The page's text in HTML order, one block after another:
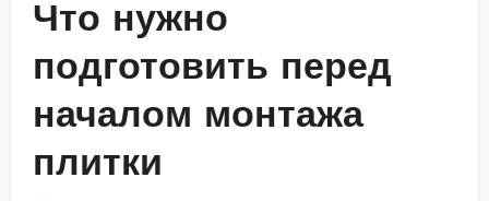
Что нужно
подготовить перед
началом монтажа
плитки